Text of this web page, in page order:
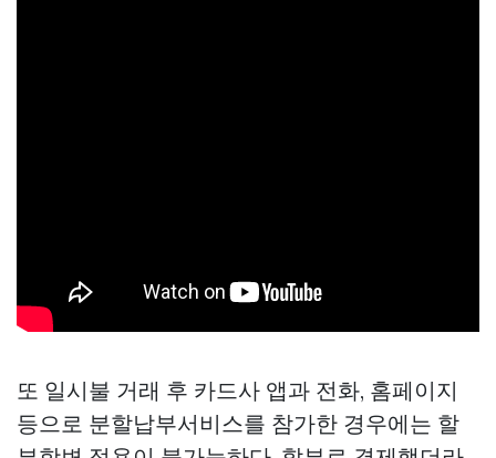
또 일시불 거래 후 카드사 앱과 전화, 홈페이지
등으로 분할납부서비스를 참가한 경우에는 할